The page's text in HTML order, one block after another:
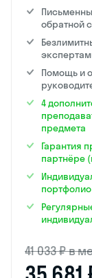
обратной
Помощь и
4
предмета
Гарантия
партнёре
портфолио
41 033 ₽ в